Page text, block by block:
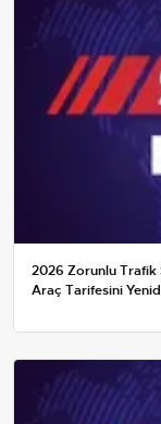
2026 Zorunlu Trafik
Araç Tarifesini